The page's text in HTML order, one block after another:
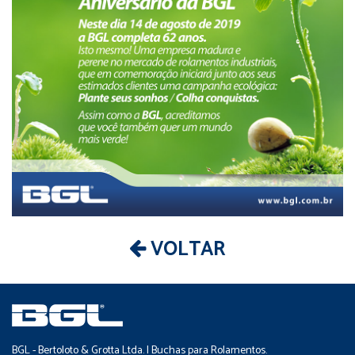
VOLTAR
BGL - Bertoloto & Grotta Ltda. | Buchas para Rolamentos.